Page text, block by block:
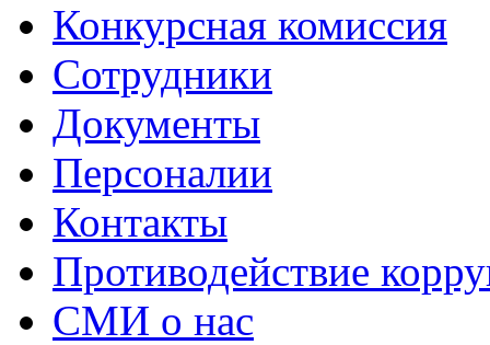
Конкурсная комиссия
Сотрудники
Документы
Персоналии
Контакты
Противодействие
СМИ о нас